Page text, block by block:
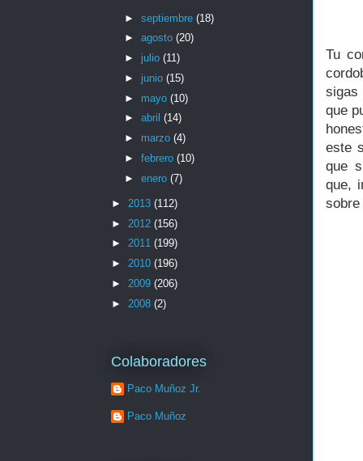
Tu
sigas
que
este
que
que,
► septiembre (18)
► agosto (20)
► julio (11)
► junio (15)
► mayo (10)
► abril (14)
► marzo (4)
► febrero (10)
► enero (7)
► 2013 (112)
► 2012 (156)
► 2011 (199)
► 2010 (196)
► 2009 (206)
► 2008 (2)
Colaboradores
Paco Muñoz Jr.
Paco Muñoz